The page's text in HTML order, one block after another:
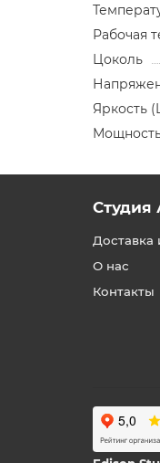
Рабочая
Цоколь
Яркость
Студия
Доставка
О нас
Контакты